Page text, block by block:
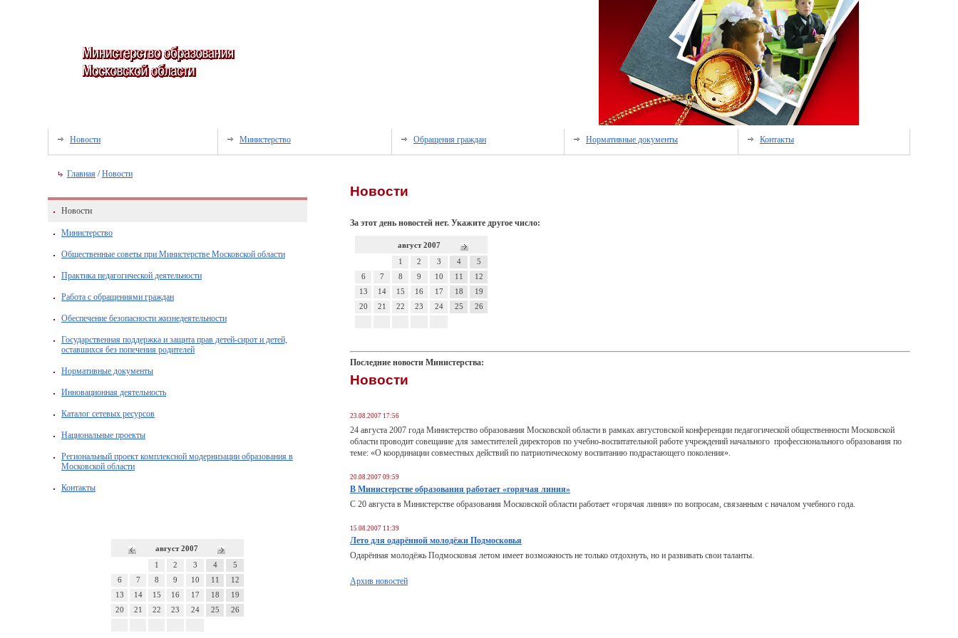
Новости Министерство Обращения граждан Нормативные документы Контакты
Главная /Новости
Новости
Министерство
Общественные советы при Министерстве Московской области
Практика педагогической деятельности
Работа с обращениями граждан
Обеспечение безопасности жизнедеятельности
Государственная поддержка и защита прав детей-сирот и детей,
оставшихся без попечения родителей
Нормативные документы
Инновационная деятельность
Каталог сетевых ресурсов
Национальные проекты
Региональный проект комплексной модернизации образования в
Московской области
Контакты
август 2007
1 2 3 4
5
6
7 8 9 10 11
12
13
14 15 16 17 18
19
20
21 22 23 24 25 26
Новости
За этот день новостей нет. Укажите другое число:
август 2007
1 2 3 4
5
6
7 8 9 10 11
12
13
14 15 16 17 18
19
20
21 22 23 24 25 26
Последние новости Министерства:
Новости
23.08.2007 17:56
24 августа 2007 года Министерство образования Московской области в рамках августовской конференции педагогической общественности Московской
области проводит совещание для заместителей директоров по учебно-воспитательной работе учреждений начального профессионального образования по
теме: «О координации совместных действий по патриотическому воспитанию подрастающего поколения».
20.08.2007 09:59
В Министерстве образования работает «горячая линия»
С 20 августа в Министерстве образования Московской области работает «горячая линия» по вопросам, связанным с началом учебного года.
15.08.2007 11:39
Лето для одарённой молодёжи Подмосковья
Одарённая молодёжь Подмосковья летом имеет возможность не только отдохнуть, но и развивать свои таланты.
Архив новостей